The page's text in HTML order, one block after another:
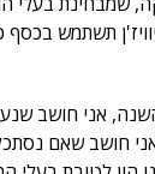
תשתמש בכסף
אני חושב
אני חושב שאם